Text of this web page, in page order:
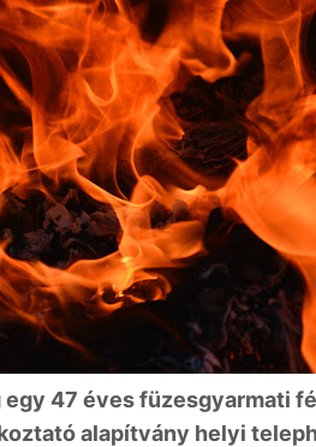
egy 47 éves füzesgyarmati
alapítvány helyi